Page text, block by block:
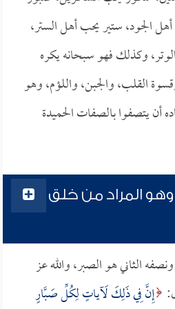
الجود، ستير يحب أهل الستر،
وكذلك فهو سبحانه يكره
القلب، والجبن، واللؤم، وهو
أن يتصفوا بالصفات الحميدة
المراد من خلق
الثاني هو الصبر، والله عز
إِنَّ فِي ذَلِكَ لَآياتٍ لِكُلِّ صَبَّارٍ